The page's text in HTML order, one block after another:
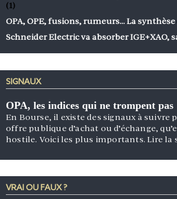
(1)
OPA, OPE, fusions, rumeurs… La
Schneider Electric va absorber IGE+XAO,
SIGNAUX
OPA, les indices qui ne trompent pas
En Bourse, il existe des signaux à suivre
offre publique d’achat ou d’échange,
hostile. Voici les plus importants.Lire la
VRAI OU FAUX ?